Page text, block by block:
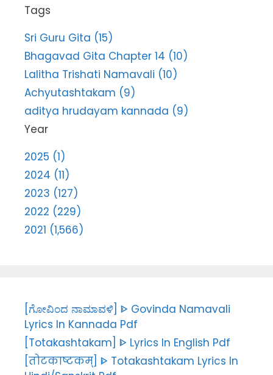
Tags
Sri Guru Gita (15)
Bhagavad Gita Chapter 14 (10)
Lalitha Trishati Namavali (10)
Achyutashtakam (9)
aditya hrudayam kannada (9)
Year
2025 (1)
2024 (11)
2023 (127)
2022 (229)
2021 (1,566)
[ಗೋವಿಂದ ನಾಮಾವಳಿ] ᐈ Govinda Namavali
Lyrics In Kannada Pdf
[Totakashtakam] ᐈ Lyrics In English Pdf
[तोटकाष्टकम्] ᐈ Totakashtakam Lyrics In